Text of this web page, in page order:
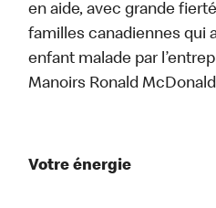
en aide, avec grande
familles canadiennes qui
enfant malade par
Manoirs Ronald
Votre énergie